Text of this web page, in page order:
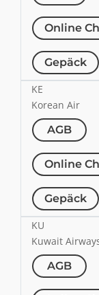
Online
Gepäck
KE
Korean Air
AGB
Online
Gepäck
KU
Kuwait
AGB